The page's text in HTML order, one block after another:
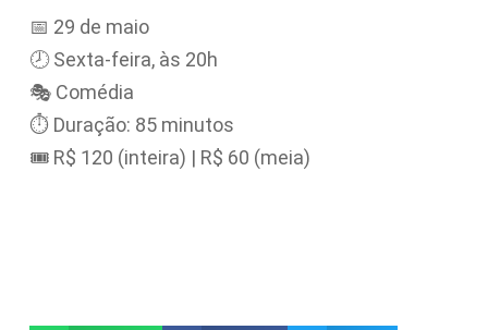
📅 29 de maio
🕗 Sexta-feira, às 20h
🎭 Comédia
⏱ Duração: 85 minutos
🎟 R$ 120 (inteira) | R$ 60 (meia)